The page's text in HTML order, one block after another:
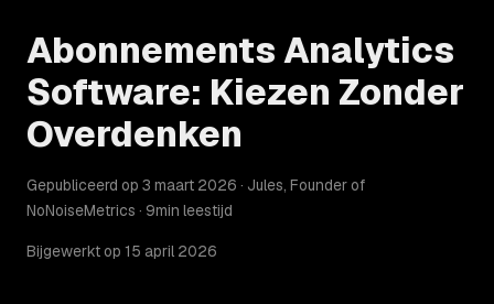
Abonnements Analytics
Software: Kiezen Zonder
Overdenken
Gepubliceerd op 3 maart 2026 · Jules, Founder of
NoNoiseMetrics · 9min leestijd
Bijgewerkt op 15 april 2026